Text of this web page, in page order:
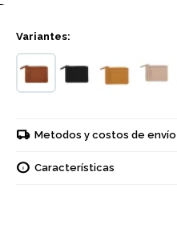
Variantes:
Metodos y costos de envío
Características